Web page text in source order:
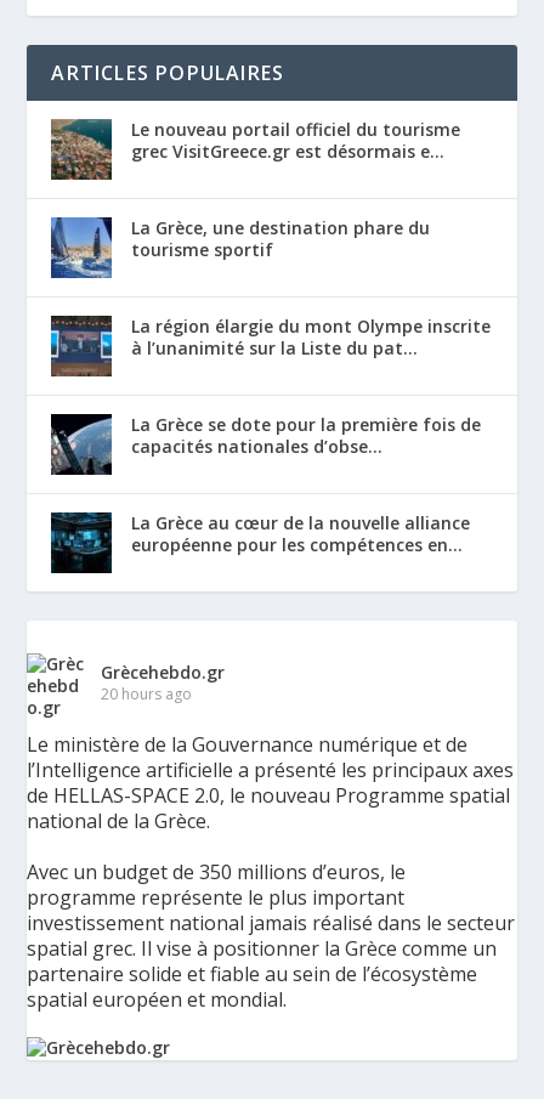
ARTICLES POPULAIRES
Le nouveau portail officiel du tourisme
grec VisitGreece.gr est désormais e...
La Grèce, une destination phare du
tourisme sportif
La région élargie du mont Olympe inscrite
à l’unanimité sur la Liste du pat...
La Grèce se dote pour la première fois de
capacités nationales d’obse...
La Grèce au cœur de la nouvelle alliance
européenne pour les compétences en...
Grècehebdo.gr
20 hours ago
Le ministère de la Gouvernance numérique et de
l’Intelligence artificielle a présenté les principaux axes
de HELLAS-SPACE 2.0, le nouveau Programme spatial
national de la Grèce.
Avec un budget de 350 millions d’euros, le
programme représente le plus important
investissement national jamais réalisé dans le secteur
spatial grec. Il vise à positionner la Grèce comme un
partenaire solide et fiable au sein de l’écosystème
spatial européen et mondial.